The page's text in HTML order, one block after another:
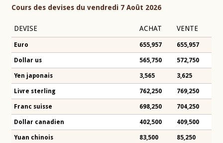
Cours des devises du vendredi 7 Août 2026
DEVISE ACHAT VENTE
Euro 655,957 655,957
Dollar us 565,750 572,750
Yen japonais 3,565 3,625
Livre sterling 762,250 769,250
Franc suisse 698,250 704,250
Dollar canadien 402,500 409,500
Yuan chinois 83,500 85,250